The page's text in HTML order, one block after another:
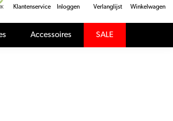
Klantenservice Inloggen Verlanglijst Winkelwagen
Accessoires SALE